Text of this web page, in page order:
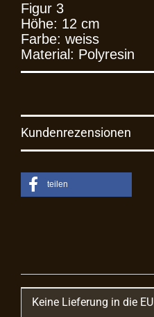
Figur 3
Höhe: 12 cm
Farbe: weiss
Material: Polyresin
Kundenrezensionen
teilen
Keine Lieferung in die EU